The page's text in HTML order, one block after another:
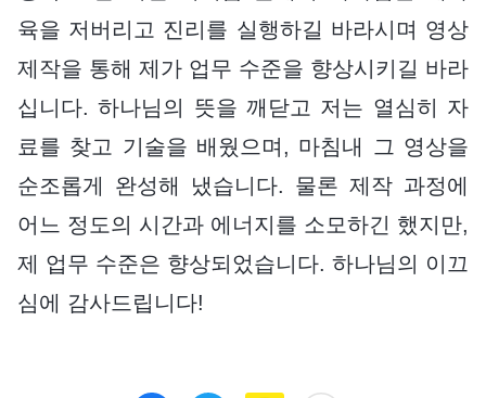
육을 저버리고 진리를 실행하길 바라시며 영상
제작을 통해 제가 업무 수준을 향상시키길 바라
십니다. 하나님의 뜻을 깨닫고 저는 열심히 자
료를 찾고 기술을 배웠으며, 마침내 그 영상을
순조롭게 완성해 냈습니다. 물론 제작 과정에
어느 정도의 시간과 에너지를 소모하긴 했지만,
제 업무 수준은 향상되었습니다. 하나님의 이끄
심에 감사드립니다!